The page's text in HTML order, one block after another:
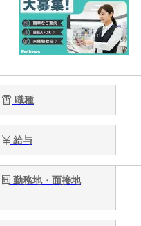
職種
給与
勤務地・面接地